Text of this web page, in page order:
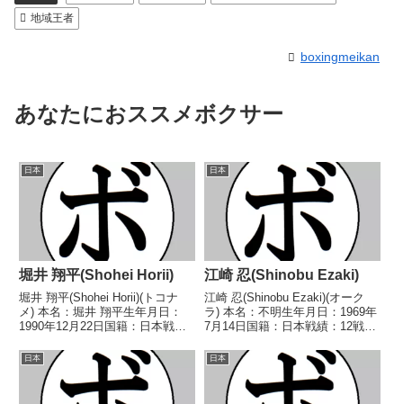
地域王者
boxingmeikan
あなたにおススメボクサー
日本
堀井 翔平(Shohei Horii)
堀井 翔平(Shohei Horii)(トコナ
メ) 本名：堀井 翔平生年月日：
1990年12月22日国籍：日本戦
タイトル】なし 【戦歴】
2015/03/29 ○4R判定 3-0(38-
37、38-37...
日本
江崎 忍(Shinobu Ezaki)
江崎 忍(Shinobu Ezaki)(オーク
ラ) 本名：不明生年月日：1969年
7月14日国籍：日本戦績：12戦4
なし 【戦歴】1990/04/16 ○4R
判定 (採点不明) 石神 誠一(京浜
川崎)■...
日本 日本